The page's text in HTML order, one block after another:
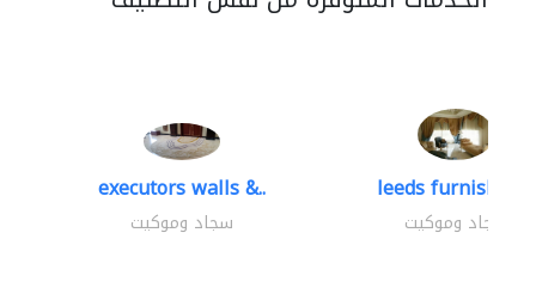
executors walls &..
سجاد وموكيت
leeds furnishings
سجاد وموكيت